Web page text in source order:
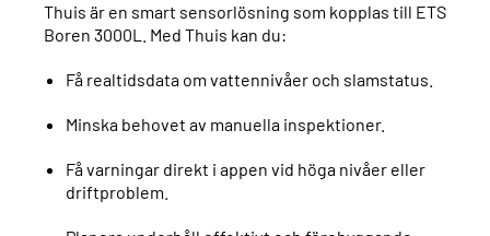
Thuis är en smart sensorlösning som kopplas till ETS
Boren 3000L. Med Thuis kan du:
Få realtidsdata om vattennivåer och slamstatus.
Minska behovet av manuella inspektioner.
Få varningar direkt i appen vid höga nivåer eller
driftproblem.